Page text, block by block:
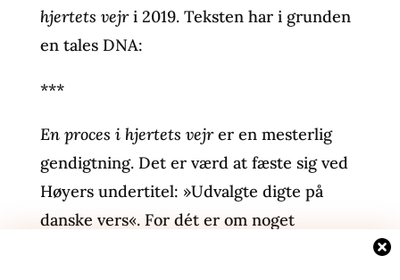
hjertets vejri 2019. Teksten har i grunden
en tales DNA:
***
En proces i hjertets vejrer en mesterlig
gendigtning. Det er værd at fæste sig ved
Høyers undertitel: »Udvalgte digte på
danske vers«. For dét er om noget